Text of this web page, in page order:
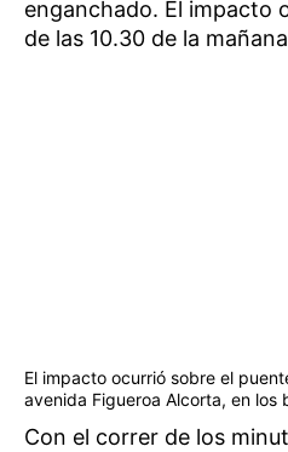
enganchado. El impacto
de las 10.30 de la
El impacto ocurrió sobre el
avenida Figueroa Alcorta, en los
Con el correr de los